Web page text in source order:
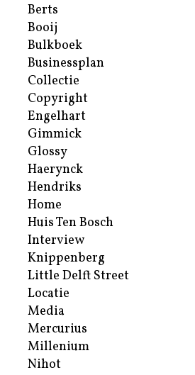
Berts
Booij
Bulkboek
Businessplan
Collectie
Copyright
Engelhart
Gimmick
Glossy
Haerynck
Hendriks
Home
Huis Ten Bosch
Interview
Knippenberg
Little Delft Street
Locatie
Media
Mercurius
Millenium
Nihot